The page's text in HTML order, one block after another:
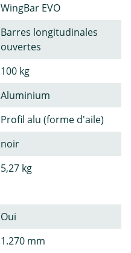
WingBar EVO
Barres longitudinales
ouvertes
100 kg
Aluminium
Profil alu (forme d'aile)
noir
5,27 kg
Oui
1.270 mm